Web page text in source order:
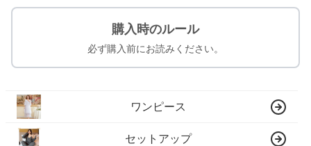
購入時のルール
必ず購入前にお読みください。
ワンピース
セットアップ